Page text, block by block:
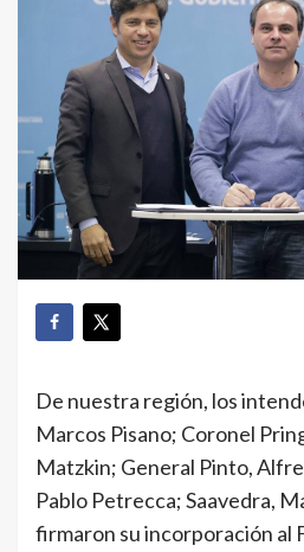
De nuestra región, los
Marcos Pisano; Coronel
Matzkin; General Pinto,
Pablo Petrecca; Saavedra,
firmaron su incorporación al